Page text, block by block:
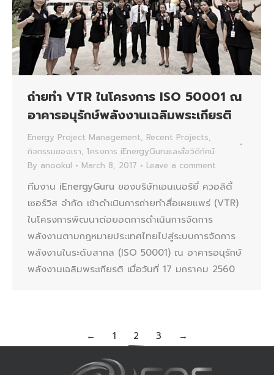
ถ่ายทำ VTR ในโครงการ ISO 50001 ณ
อาคารอนุรักษ์พลังงานเฉลิมพระเกียรติ
Energy Project Management, Recent Projects,
กิจกรรมของเรา, โครงการ iEnergyGuruและสื่อวิดีทัศน์
By anookul March 8, 2017 Leave a comment
ทีมงาน iEnergyGuru ของบริษัทเอนเนอร์ยี่ ควอลิตี้
เซอร์วิส จำกัด เข้าดำเนินการถ่ายทำสื่อเผยแพร่ (VTR)
ในโครงการพัฒนาต่อยอดการดำเนินการจัดการ
พลังงานตามกฎหมายประเทศไทยไปสู่ระบบการจัดการ
พลังงานในระดับสากล (ISO 50001) ณ อาคารอนุรักษ์
พลังงานเฉลิมพระเกียรติ เมื่อวันที่ 17 มกราคม 2560
← 1 2 3 →